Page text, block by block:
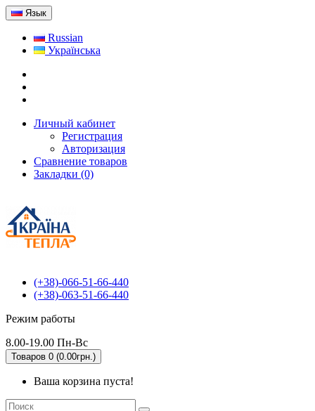
Язык
Russian
Українська
Личный кабинет
Регистрация
Авторизация
Сравнение товаров
Закладки (0)
(+38)-066-51-66-440
(+38)-063-51-66-440
Режим работы
8.00-19.00 Пн-Вс
Товаров 0 (0.00грн.)
Ваша корзина пуста!